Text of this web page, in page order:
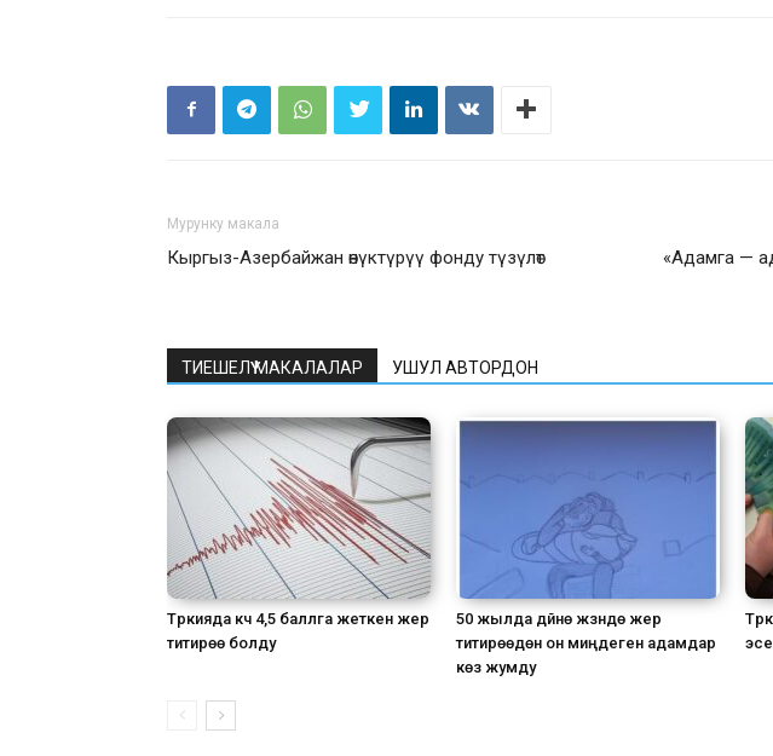
Мурунку макала
Кыргыз-Азербайжан өнүктүрүү фонду түзүлөт
«Адамга —
ТИЕШЕЛҮҮ МАКАЛАЛАР УШУЛ АВТОРДОН
Түркияда күчү 4,5 баллга жеткен жер
титирөө болду
50 жылда дүйнө жүзүндө жер
титирөөдөн он миңдеген адамдар
көз жумду